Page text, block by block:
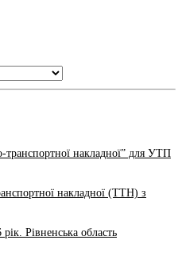
накладної” для УТП
накладної (ТТН) з
Рівненська область